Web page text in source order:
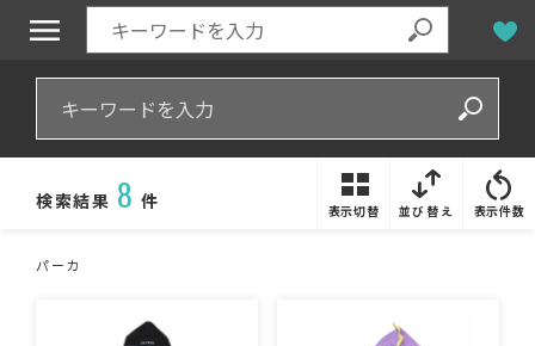
検索結果 8 件 表示切替 並び替え 表示件数
パーカ